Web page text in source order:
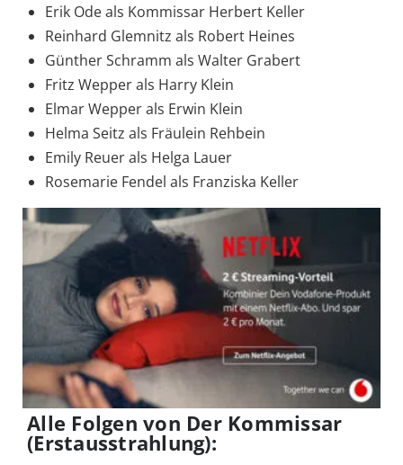
Erik Ode als Kommissar Herbert Keller
Reinhard Glemnitz als Robert Heines
Günther Schramm als Walter Grabert
Fritz Wepper als Harry Klein
Elmar Wepper als Erwin Klein
Helma Seitz als Fräulein Rehbein
Emily Reuer als Helga Lauer
Rosemarie Fendel als Franziska Keller
Alle Folgen von Der Kommissar
(Erstausstrahlung):